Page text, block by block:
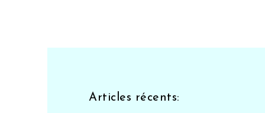
répondre aux besoins
spécifiques de votre
Articles récents: